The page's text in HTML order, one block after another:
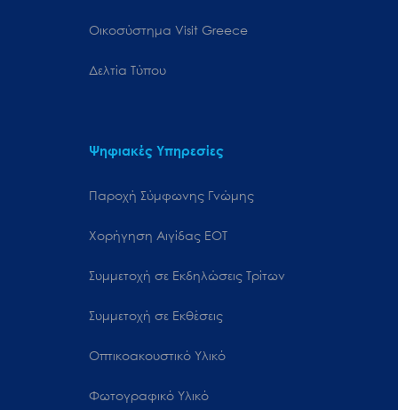
Oικοσύστημα Visit Greece
Δελτία Τύπου
Ψηφιακές Υπηρεσίες
Παροχή Σύμφωνης Γνώμης
Χορήγηση Αιγίδας ΕΟΤ
Συμμετοχή σε Εκδηλώσεις Τρίτων
Συμμετοχή σε Εκθέσεις
Οπτικοακουστικό Υλικό
Φωτογραφικό Υλικό